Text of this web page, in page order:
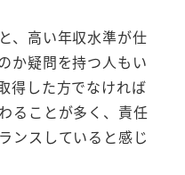
、高い年収水準が仕
か疑問を持つ人もい
得した方でなければ
ることが多く、責任
ンスしていると感じ